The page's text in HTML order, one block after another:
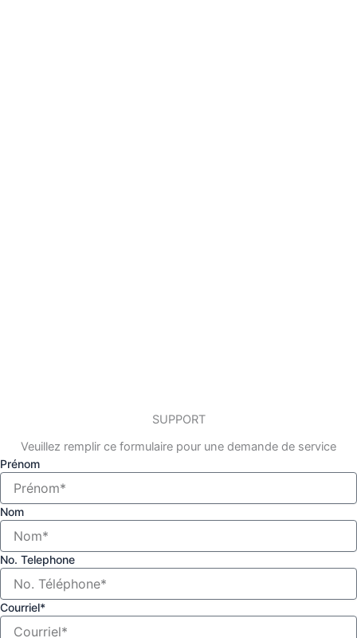
SUPPORT
Veuillez remplir ce formulaire pour une demande de service
Prénom
Nom
No. Telephone
Courriel*